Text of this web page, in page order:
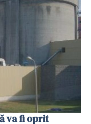
va fi oprit